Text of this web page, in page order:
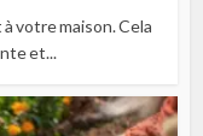
votre maison. Cela
et...